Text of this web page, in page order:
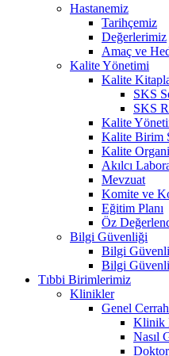
Hastanemiz
Tarihçemiz
Değerlerimiz
Amaç ve
Kalite Yönetimi
Kalite
SKS
SKS
Kalite
Kalite Birim
Kalite
Akılcı
Mevzuat
Komite ve
Eğitim Planı
Öz
Bilgi Güvenliği
Bilgi
Bilgi
Tıbbi Birimlerimiz
Klinikler
Genel
Klinik
Nasıl